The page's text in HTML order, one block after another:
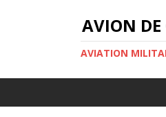
AVION DE
AVIATION